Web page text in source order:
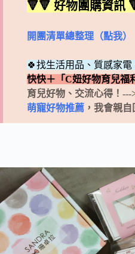
🔻🔻 好物團購資訊
開團清單總整理（點我）
🍀找生活用品、質感家電
快快＋「C妞好物育兒福
育兒好物、交流心得！---
萌寵好物推薦 ，我會親自